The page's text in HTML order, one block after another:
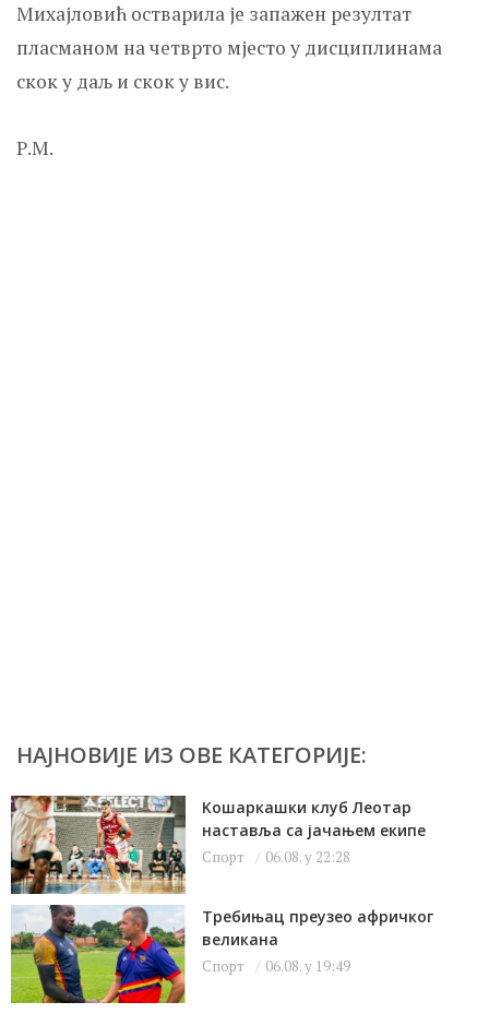
Михајловић остварила је запажен резултат
пласманом на четврто мјесто у дисциплинама
скок у даљ и скок у вис.
Р.М.
НАЈНОВИЈЕ ИЗ ОВЕ КАТЕГОРИЈЕ:
Kошаркашки клуб Леотар
наставља са јачањем екипе
Спорт 06.08. у 22:28
Требињац преузео афричког
великана
Спорт 06.08. у 19:49